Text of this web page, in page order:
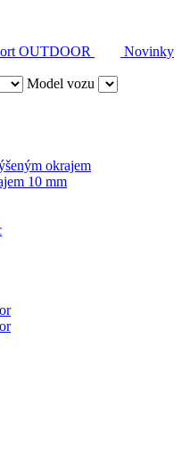
OUTDOOR
Novinky
Model vozu
okrajem
10 mm